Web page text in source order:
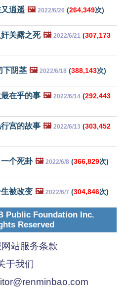
逍遥 🖼️ 2022/6/26 (264,349次)
关露之死 🖼️ 2022/6/21 (307,173
下阴茎 🖼️ 2022/6/18 (388,143次)
在乎的事 🖼️ 2022/6/14 (292,443
宫的故事 🖼️ 2022/6/13 (303,452
个死卦 🖼️ 2022/6/8 (366,829次)
被改变 🖼️ 2022/6/7 (304,846次)
Public Foundation Inc.
Reserved
网站服务条款
于我们